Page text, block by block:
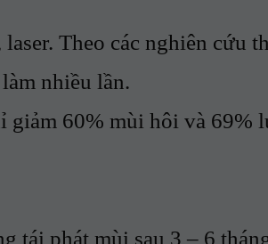
Theo các nghiên cứu
nhiều lần.
60% mùi hôi và 69%
tái phát mùi sau 3 – 6